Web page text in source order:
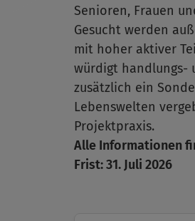
Senioren, Frauen
Gesucht werden
mit hoher aktiver
würdigt handlungs-
zusätzlich ein
Lebenswelten
Projektpraxis.
Alle Informationen
Frist: 31. Juli 2026